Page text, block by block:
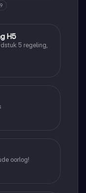
9
H5
5 regeling,
oorlog!